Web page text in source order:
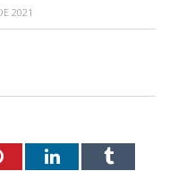
2021
PinterestLinkedInTumblr